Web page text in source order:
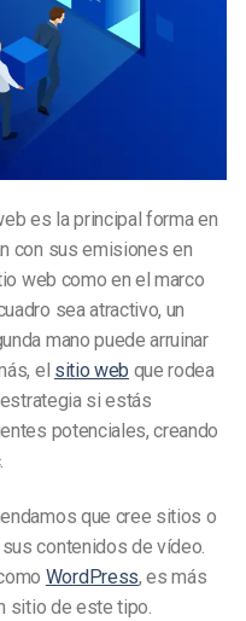
es la principal forma en
con sus emisiones en
web como en el marco
sea atractivo, un
mano puede arruinar
el sitio web que rodea
si estás
potenciales, creando
que cree sitios o
contenidos de vídeo.
WordPress, es más
sitio de este tipo.